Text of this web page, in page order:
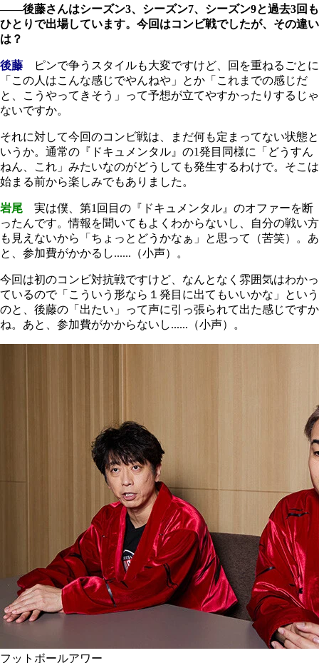
――後藤さんはシーズン3、シーズン7、シーズン9と過去3回も
ひとりで出場しています。今回はコンビ戦でしたが、その違い
は？
後藤 ピンで争うスタイルも大変ですけど、回を重ねるごとに
「この人はこんな感じでやんねや」とか「これまでの感じだ
と、こうやってきそう」って予想が立てやすかったりするじゃ
ないですか。
それに対して今回のコンビ戦は、まだ何も定まってない状態と
いうか。通常の『ドキュメンタル』の1発目同様に「どうすん
ねん、これ」みたいなのがどうしても発生するわけで。そこは
始まる前から楽しみでもありました。
岩尾 実は僕、第1 回目の『ドキュメンタル』のオファーを断
ったんです。情報を聞いてもよくわからないし、自分の戦い方
も見えないから「ちょっとどうかなぁ」と思って（苦笑）。あ
と、参加費がかかるし......（小声）。
今回は初のコンビ対抗戦ですけど、なんとなく雰囲気はわかっ
ているので「こういう形なら１発目に出てもいいかな」という
のと、後藤の「出たい」って声に引っ張られて出た感じですか
ね。あと、参加費がかからないし......（小声）。
フットボールアワー